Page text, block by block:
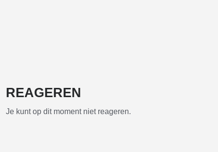
REAGEREN
Je kunt op dit moment niet reageren.